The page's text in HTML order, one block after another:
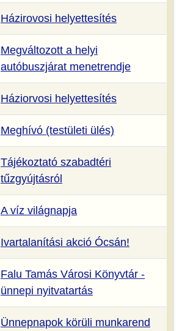
Házirovosi helyettesítés
Megváltozott a helyi
autóbuszjárat menetrendje
Háziorvosi helyettesítés
Meghívó (testületi ülés)
Tájékoztató szabadtéri
tűzgyújtásról
A víz világnapja
Ivartalanítási akció Ócsán!
Falu Tamás Városi Könyvtár -
ünnepi nyitvatartás
Ünnepnapok körüli munkarend